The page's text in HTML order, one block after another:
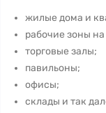
жилые дома и
рабочие зоны
торговые залы;
павильоны;
офисы;
склады и так